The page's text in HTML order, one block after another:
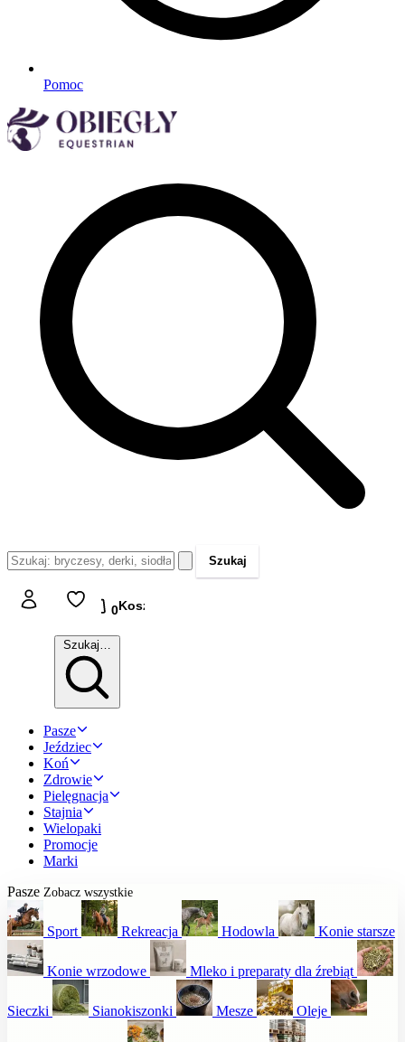
Pomoc
Szukaj
Koszyk 0Koszyk
Szukaj…
Pasze
Jeździec
Koń
Zdrowie
Pielęgnacja
Stajnia
Wielopaki
Promocje
Marki
Pasze Zobacz wszystkie
Sport Rekreacja Hodowla Konie starsze
Konie wrzodowe Mleko i preparaty dla źrebiąt
Sieczki Sianokiszonki Mesze Oleje